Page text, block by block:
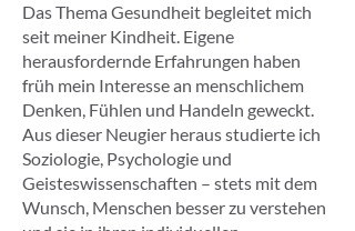
Das Thema Gesundheit begleitet mich
seit meiner Kindheit. Eigene
herausfordernde Erfahrungen haben
früh mein Interesse an menschlichem
Denken, Fühlen und Handeln geweckt.
Aus dieser Neugier heraus studierte ich
Soziologie, Psychologie und
Geisteswissenschaften – stets mit dem
Wunsch, Menschen besser zu verstehen